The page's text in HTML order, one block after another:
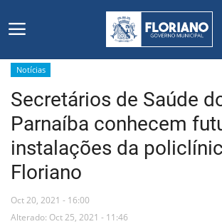
Início
Editais
Floriano
Secretarias e Órgãos
Notícias
Secretários de Saúde
Parnaíba conhecem
instalações da
Floriano
Oct 20, 2021 - 16:00
Alterado: Oct 25, 2021 - 11:46